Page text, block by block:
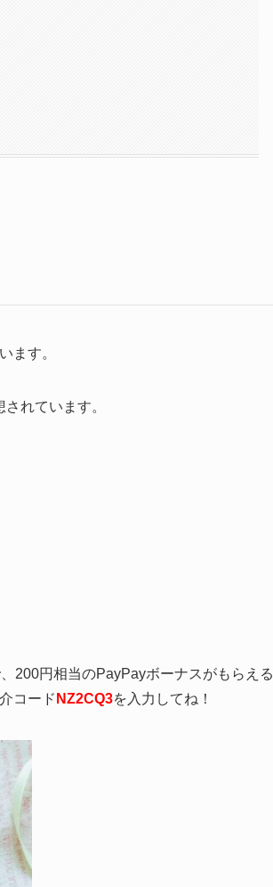
ます。
れています。
200円相当のPayPayボーナスがもらえる
コード NZ2CQ3を入力してね！